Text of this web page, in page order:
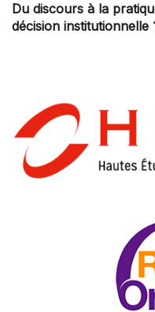
Du discours à la
décision institutionnelle